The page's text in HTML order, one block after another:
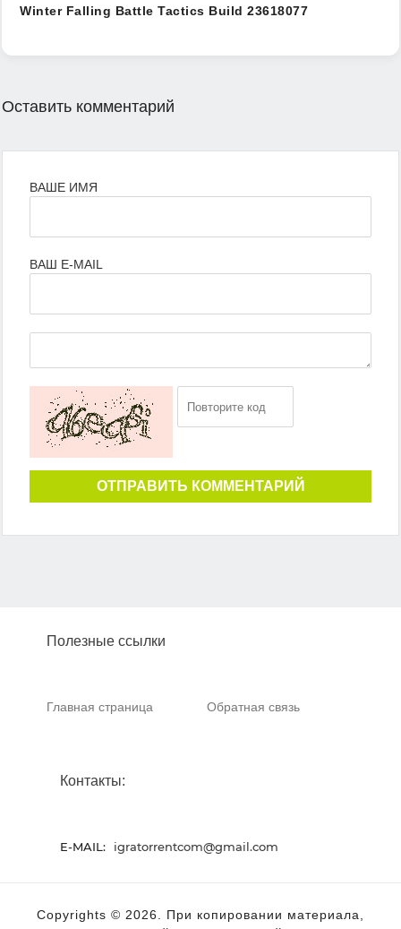
Winter Falling Battle Tactics Build 23618077
Оставить комментарий
ВАШЕ ИМЯ
ВАШ E-MAIL
ОТПРАВИТЬ КОММЕНТАРИЙ
Полезные ссылки
Главная страница Обратная связь
Контакты:
E-MAIL: igratorrentcom@gmail.com
Copyrights © 2026. При копировании материала,